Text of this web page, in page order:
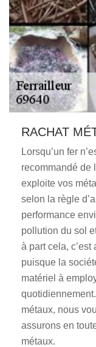
RACHAT
Lorsqu’un fer
recommandé de
exploite vos
selon la règle
performance
pollution du sol
à part cela,
puisque la
matériel à
métaux, nous
assurons en
métaux.